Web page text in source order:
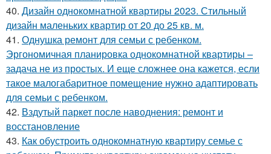
40. Дизайн однокомнатной квартиры 2023. Стильный
дизайн маленьких квартир от 20 до 25 кв. м.
41. Однушка ремонт для семьи с ребенком.
Эргономичная планировка однокомнатной квартиры –
задача не из простых. И еще сложнее она кажется, если
такое малогабаритное помещение нужно адаптировать
для семьи с ребенком.
42. Вздутый паркет после наводнения: ремонт и
восстановление
43. Как обустроить однокомнатную квартиру семье с